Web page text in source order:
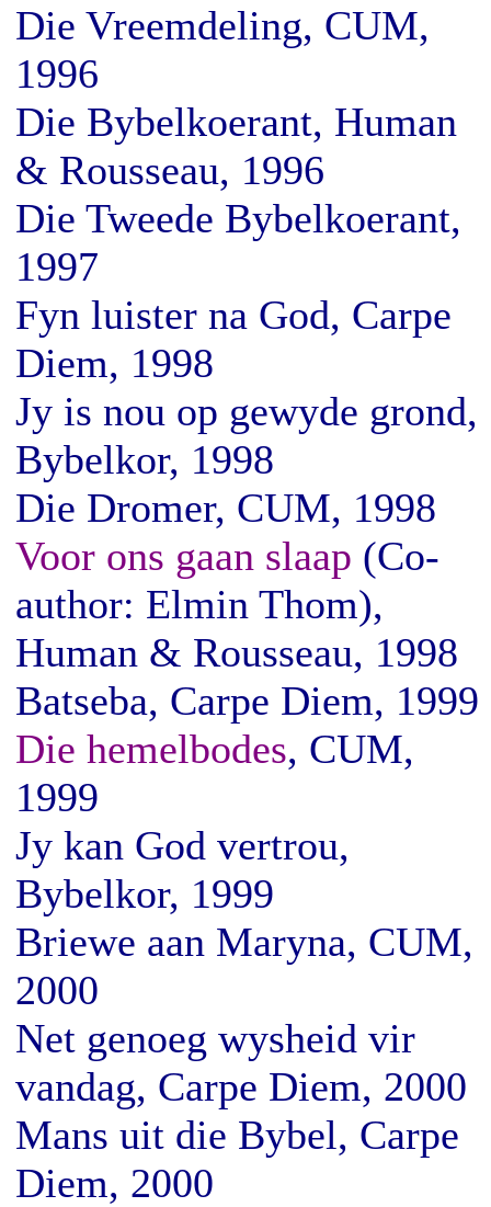
Die Vreemdeling, CUM,
1996
Die Bybelkoerant, Human
& Rousseau, 1996
Die Tweede Bybelkoerant,
1997
Fyn luister na God, Carpe
Diem, 1998
Jy is nou op gewyde grond,
Bybelkor, 1998
Die Dromer, CUM, 1998
Voor ons gaan slaap (Co-
author: Elmin Thom),
Human & Rousseau, 1998
Batseba, Carpe Diem, 1999
Die hemelbodes, CUM,
1999
Jy kan God vertrou,
Bybelkor, 1999
Briewe aan Maryna, CUM,
2000
Net genoeg wysheid vir
vandag, Carpe Diem, 2000
Mans uit die Bybel, Carpe
Diem, 2000